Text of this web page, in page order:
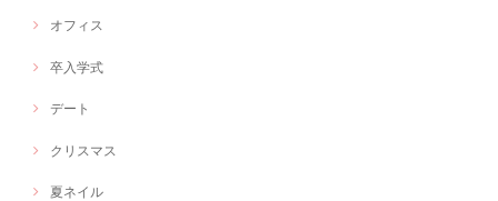
オフィス
卒入学式
デート
クリスマス
夏ネイル